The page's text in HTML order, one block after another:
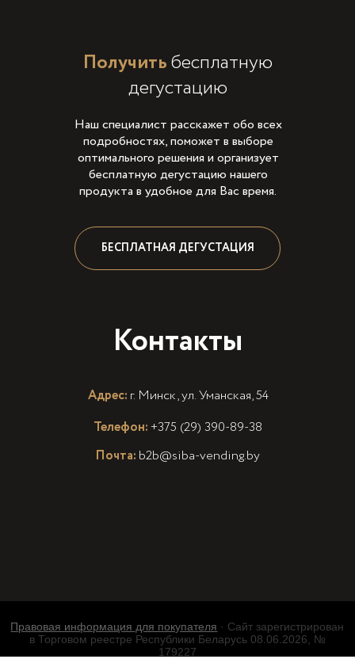
Контакты
Телефон: +375 (29) 390-89-38
Почта: b2b@siba-vending.by
Получитьбесплатную
дегустацию
Наш специалист расскажет обо всех
подробностях, поможет в выборе
оптимального решения и организует
бесплатную дегустацию нашего
продукта в удобное для Вас время.
БЕСПЛАТНАЯ ДЕГУСТАЦИЯ
Адрес: г. Минск, ул. Уманская, 54
Правовая информация для покупателя · Сайт зарегистрирован
в Торговом реестре Республики Беларусь 08.06.2026, №
179227